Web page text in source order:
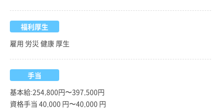
福利厚生
雇用 労災 健康 厚生
手当
基本給:254,800円〜397,500円
資格手当 40,000 円〜40,000 円